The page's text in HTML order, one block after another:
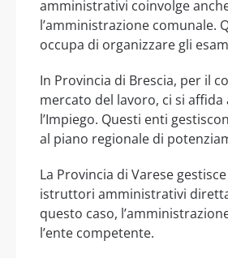
amministrativi coinvolge
l’amministrazione comunale.
occupa di organizzare gli
In Provincia di Brescia, per il
mercato del lavoro, ci si affida
l’Impiego. Questi enti
al piano regionale di
La Provincia di Varese
istruttori amministrativi
questo caso,
l’ente competente.